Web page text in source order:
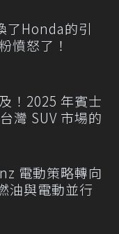
了Honda的引
憤怒了！
！2025 年賓士
灣 SUV 市場的
電動策略轉向
油與電動並行